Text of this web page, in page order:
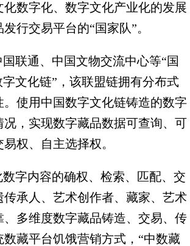
数字化、数字文化产业化的发展
行交易平台的“国家队”。
联通、中国文物交流中心等“国
文化链”，该联盟链拥有分布式
使用中国数字文化链铸造的数字
，实现数字藏品数据可查询、可
权、自主选择权。
字内容的确权、检索、匹配、交
承人、艺术创作者、藏家、艺术
多维度数字藏品铸造、交易、传
藏平台饥饿营销方式，“中数藏